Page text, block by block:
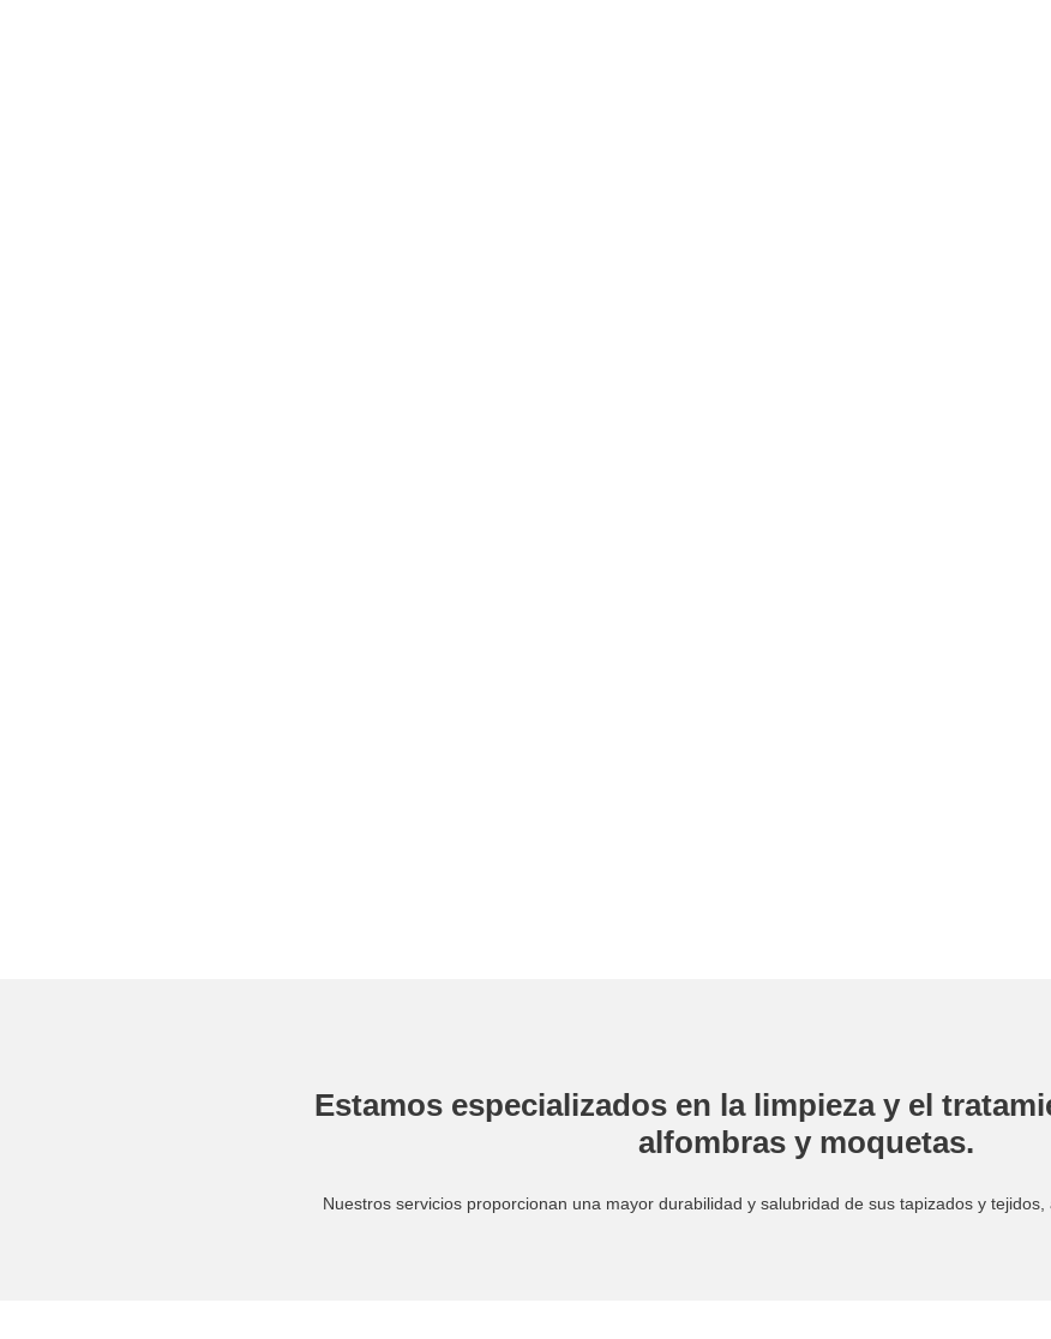
Estamos especializados en la limpieza y el
alfombras y moquetas.
Nuestros servicios proporcionan una mayor durabilidad y salubridad de sus tapizados y